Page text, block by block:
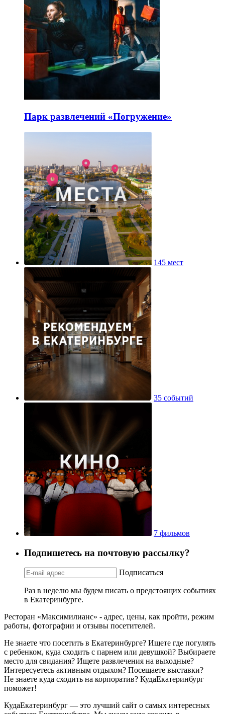
Парк развлечений «Погружение»
145 мест
35 событий
7 фильмов
Подпишетесь на почтовую рассылку?
Подписаться
Раз в неделю мы будем писать о предстоящих событиях
в Екатеринбурге.
Ресторан «Максимилианс» - адрес, цены, как пройти, режим
работы, фотографии и отзывы посетителей.
Не знаете что посетить в Екатеринбурге? Ищете где погулять
с ребенком, куда сходить с парнем или девушкой? Выбираете
место для свидания? Ищете развлечения на выходные?
Интересуетесь активным отдыхом? Посещаете выставки?
Не знаете куда сходить на корпоратив? КудаЕкатеринбург
поможет!
КудаЕкатеринбург — это лучший сайт о самых интересных